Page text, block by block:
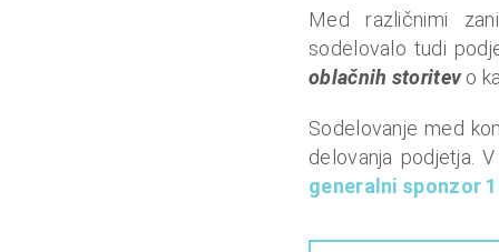
i
n
a
c
e
Med različnimi
sodelovalo tudi
oblačnih storitevo
Sodelovanje med
delovanja podjetja.
generalni sponzor